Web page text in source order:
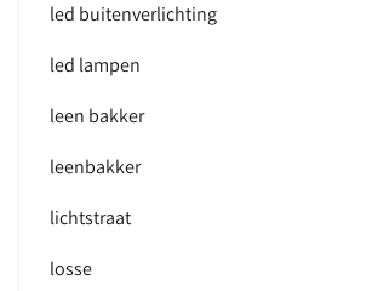
led buitenverlichting
led lampen
leen bakker
leenbakker
lichtstraat
losse